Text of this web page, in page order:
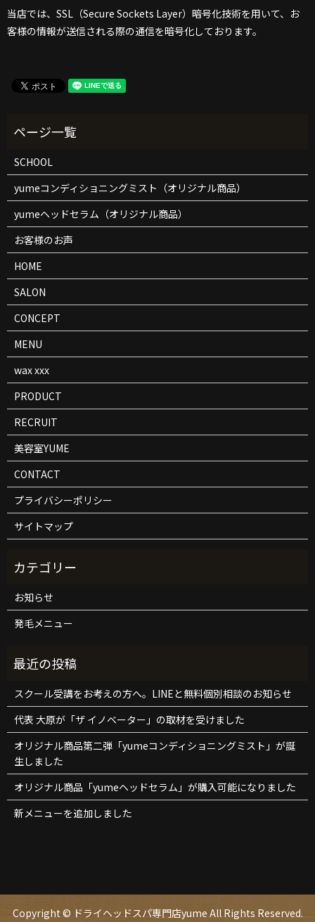
当店では、SSL（Secure Sockets Layer）暗号化技術を用いて、お
客様の情報が送信される際の通信を暗号化しております。
SCHOOL
yumeコンディショニングミスト（オリジナル商品）
yumeヘッドセラム（オリジナル商品）
お客様のお声
HOME
SALON
CONCEPT
MENU
wax xxx
PRODUCT
RECRUIT
美容室YUME
CONTACT
プライバシーポリシー
サイトマップ
お知らせ
発毛メニュー
スクール受講をお考えの方へ。LINEと無料個別相談のお知らせ
代表 大原が「ザ イノベーター」の取材を受けました
オリジナル商品第二弾「yumeコンディショニングミスト」が誕
生しました
オリジナル商品「yumeヘッドセラム」が購入可能になりました
新メニューを追加しました
Copyright © ドライヘッドスパ専門店yume All Rights Reserved.